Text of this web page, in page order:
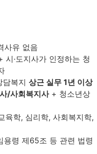
사유 없음
시·도지사가 인정하는 청
복지 상근 실무 1년 이상
/사회복지사+ 청소년상
육학, 심리학, 사회복지학,
용령 제65조 등 관련 법령